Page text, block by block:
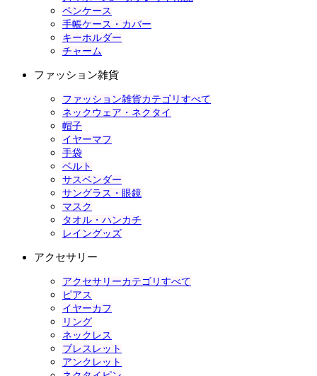
ペンケース
手帳ケース・カバー
キーホルダー
チャーム
ファッション雑貨
ファッション雑貨カテゴリすべて
ネックウェア・ネクタイ
帽子
イヤーマフ
手袋
ベルト
サスペンダー
サングラス・眼鏡
マスク
タオル・ハンカチ
レイングッズ
アクセサリー
アクセサリーカテゴリすべて
ピアス
イヤーカフ
リング
ネックレス
ブレスレット
アンクレット